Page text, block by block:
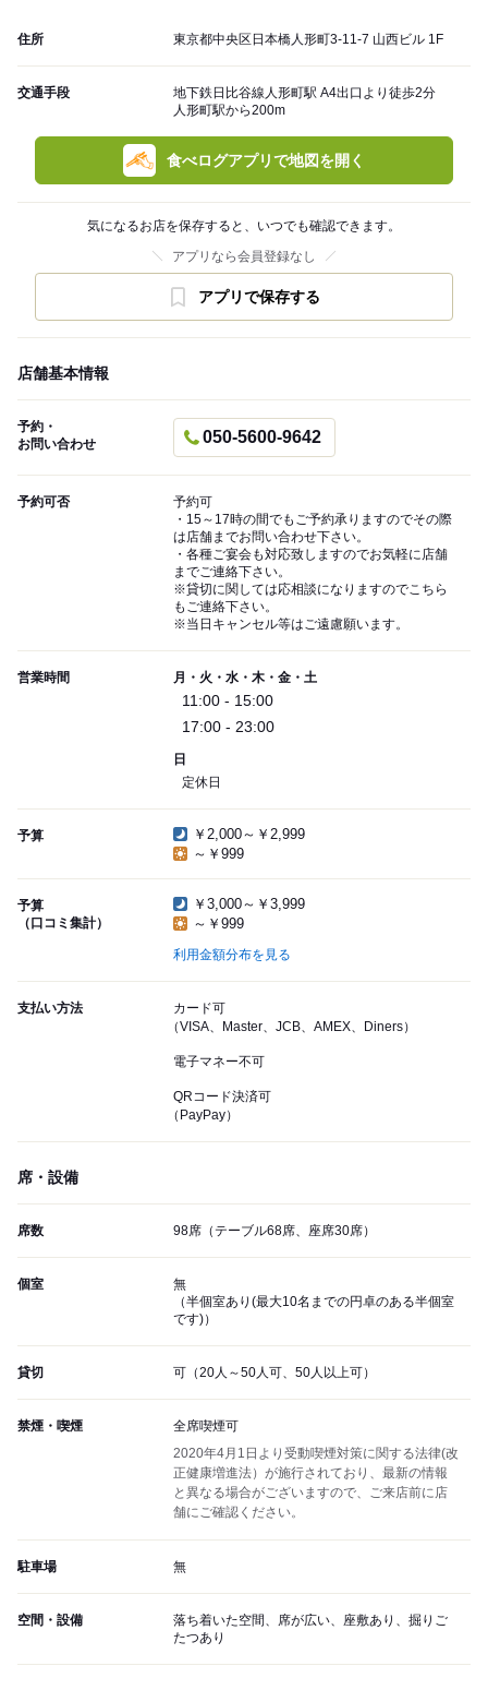
住所 東京都中央区日本橋人形町3-11-7 山西ビル 1F
交通手段
地下鉄日比谷線人形町駅 A4出口より徒歩2分
人形町駅から200m
食べログアプリで地図を開く
気になるお店を保存すると、いつでも確認できます。
アプリなら会員登録なし
アプリで保存する
店舗基本情報
予約・
お問い合わせ
050-5600-9642
予約可否
予約可
・15～17時の間でもご予約承りますのでその際
は店舗までお問い合わせ下さい。
・各種ご宴会も対応致しますのでお気軽に店舗
までご連絡下さい。
※貸切に関しては応相談になりますのでこちら
もご連絡下さい。
※当日キャンセル等はご遠慮願います。
営業時間 月・火・水・木・金・土
11:00 - 15:00
17:00 - 23:00
日
定休日
予算
￥2,000～￥2,999
～￥999
予算
（口コミ集計）
￥3,000～￥3,999
～￥999
利用金額分布を見る
支払い方法
カード可
（VISA、Master、JCB、AMEX、Diners）
電子マネー不可
QRコード決済可
（PayPay）
席・設備
席数 98席（テーブル68席、座席30席）
個室
無
（半個室あり(最大10名までの円卓のある半個室
です)）
貸切 可（20人～50人可、50人以上可）
禁煙・喫煙
全席喫煙可
2020年4月1日より受動喫煙対策に関する法律(改
正健康増進法）が施行されており、最新の情報
と異なる場合がございますので、ご来店前に店
舗にご確認ください。
駐車場 無
空間・設備
落ち着いた空間、席が広い、座敷あり、掘りご
たつあり